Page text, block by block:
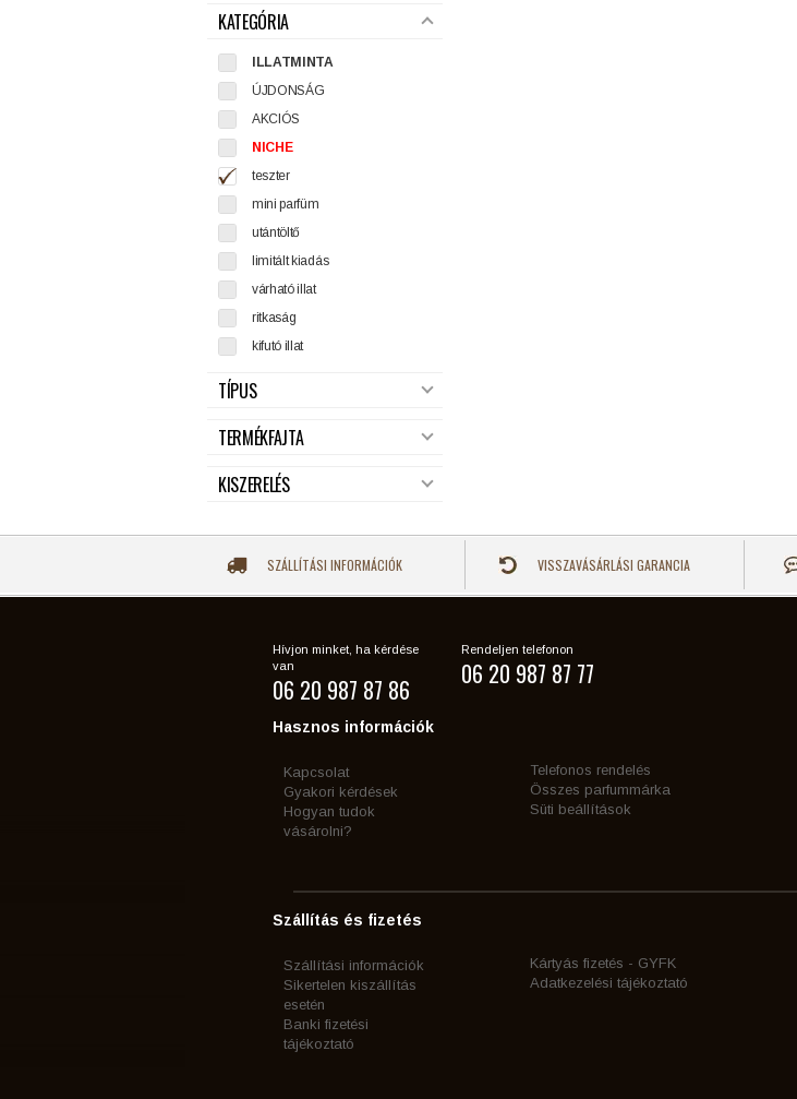
KATEGÓRIA
ILLATMINTA
ÚJDONSÁG
AKCIÓS
NICHE
teszter
mini parfüm
utántöltő
limitált kiadás
várható illat
ritkaság
kifutó illat
TÍPUS
TERMÉKFAJTA
KISZERELÉS
SZÁLLÍTÁSI INFORMÁCIÓK VISSZAVÁSÁRLÁSI GARANCIA
Hívjon minket, ha kérdése
van
06 20 987 87 86
Rendeljen telefonon
06 20 987 87 77
Hasznos információk
Kapcsolat
Gyakori kérdések
Hogyan tudok
vásárolni?
Telefonos rendelés
Összes parfummárka
Süti beállítások
Szállítás és fizetés
Szállítási információk
Sikertelen kiszállítás
esetén
Banki fizetési
tájékoztató
Kártyás fizetés - GYFK
Adatkezelési tájékoztató